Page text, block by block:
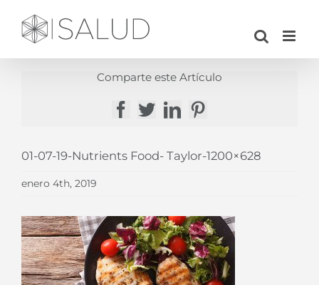
contenido
Comparte este Artículo
Facebook
TwitterLinkedIn
Pinterest
01-07-19-Nutrients Food- Taylor-1200×628
enero 4th, 2019